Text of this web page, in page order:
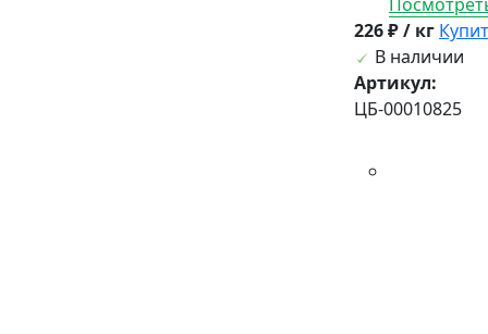
226 ₽ / кг
В наличии
Артикул:
ЦБ-00010825